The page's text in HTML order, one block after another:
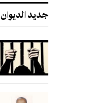
جديد الديوان